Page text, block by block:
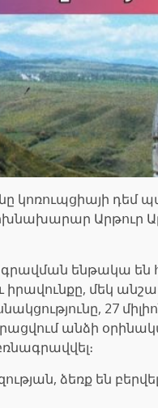
դեմ
Արթուր
ենթակա են
իրավունքը, մեկ
27
անձի
ձեռք են